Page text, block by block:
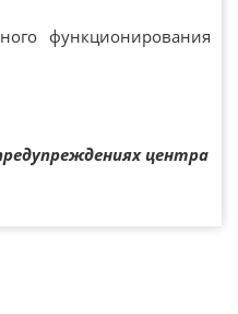
функционирования
центра